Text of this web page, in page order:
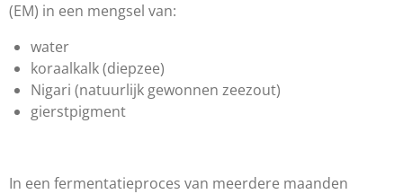
(EM) in een mengsel van:
water
koraalkalk (diepzee)
Nigari (natuurlijk gewonnen zeezout)
gierstpigment
In een fermentatieproces van meerdere maanden